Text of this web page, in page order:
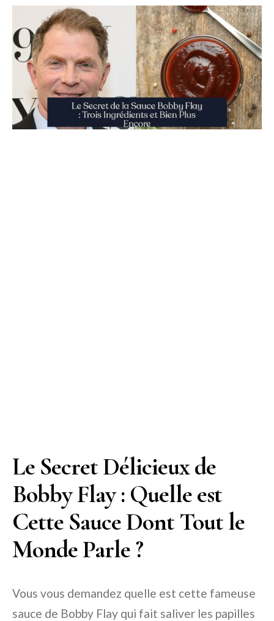
Le Secret Délicieux de
Bobby Flay : Quelle est
Cette Sauce Dont Tout le
Monde Parle ?
Vous vous demandez quelle est cette fameuse
sauce de Bobby Flay qui fait saliver les papilles